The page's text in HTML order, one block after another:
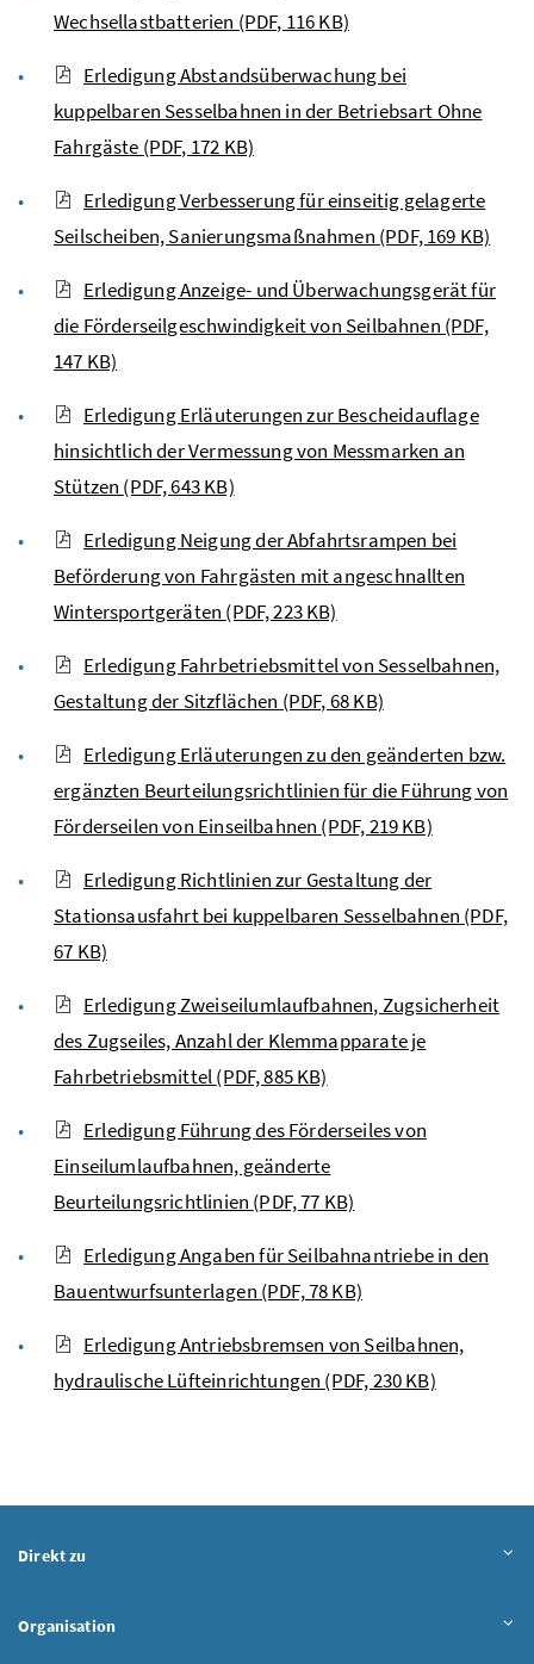
Wechsellastbatterien (PDF, 116 KB)
Erledigung Abstandsüberwachung bei
kuppelbaren Sesselbahnen in der Betriebsart Ohne
Fahrgäste (PDF, 172 KB)
Erledigung Verbesserung für einseitig gelagerte
Seilscheiben, Sanierungsmaßnahmen (PDF, 169 KB)
Erledigung Anzeige- und Überwachungsgerät für
die Förderseilgeschwindigkeit von Seilbahnen (PDF,
147 KB)
Erledigung Erläuterungen zur Bescheidauflage
hinsichtlich der Vermessung von Messmarken an
Stützen (PDF, 643 KB)
Erledigung Neigung der Abfahrtsrampen bei
Beförderung von Fahrgästen mit angeschnallten
Wintersportgeräten (PDF, 223 KB)
Erledigung Fahrbetriebsmittel von Sesselbahnen,
Gestaltung der Sitzflächen (PDF, 68 KB)
Erledigung Erläuterungen zu den geänderten bzw.
ergänzten Beurteilungsrichtlinien für die Führung von
Förderseilen von Einseilbahnen (PDF, 219 KB)
Erledigung Richtlinien zur Gestaltung der
Stationsausfahrt bei kuppelbaren Sesselbahnen (PDF,
67 KB)
Erledigung Zweiseilumlaufbahnen, Zugsicherheit
des Zugseiles, Anzahl der Klemmapparate je
Fahrbetriebsmittel(PDF, 885 KB)
Erledigung Führung des Förderseiles von
Einseilumlaufbahnen, geänderte
Beurteilungsrichtlinien (PDF, 77 KB)
Erledigung Angaben für Seilbahnantriebe in den
Bauentwurfsunterlagen (PDF, 78 KB)
Erledigung Antriebsbremsen von Seilbahnen,
hydraulische Lüfteinrichtungen (PDF, 230 KB)
Direkt zu
Organisation